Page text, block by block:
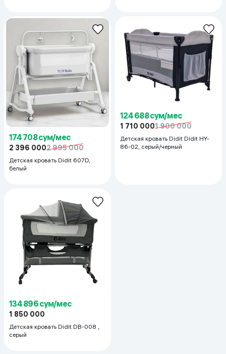
174 708 сум/мес
2 396 0002 995 000
Детская кровать Didit 607D,
белый
124 688 сум/мес
1 710 0001 900 000
Детская кровать Didit Didit HY-
86-02, серый/черный
134 896 сум/мес
1 850 000
Детская кровать Didit DB-008 ,
серый